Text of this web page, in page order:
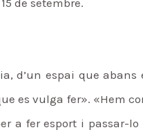
d’un espai que abans
es vulga fer». «Hem
a fer esport i passar-lo